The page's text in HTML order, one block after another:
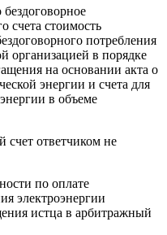
счета стоимость
потребления
организацией в порядке
на основании акта о
энергии и счета для
в объеме
счет ответчиком не
по оплате
электроэнергии
истца в арбитражный